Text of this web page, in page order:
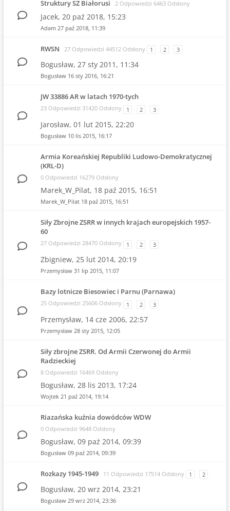
Struktury SZ Białorusi 2 Odpowiedzi 6463 Odsłony
Jacek, 20 paź 2018, 15:23
Adam 27 paź 2018, 11:39
RWSN 27 Odpowiedzi 44512 Odsłony 1 2 3
Bogusław, 27 sty 2011, 11:34
Bogusław 16 sty 2016, 16:21
JW 33886 AR w latach 1970-tych
23 Odpowiedzi 31420 Odsłony 1 2 3
Jarosław, 01 lut 2015, 22:20
Bogusław 10 lis 2015, 16:17
Armia Koreańskiej Republiki Ludowo-Demokratycznej
(KRL-D)
0 Odpowiedzi 16279 Odsłony
Marek_W_Pilat, 18 paź 2015, 16:51
Marek_W_Pilat 18 paź 2015, 16:51
Siły Zbrojne ZSRR w innych krajach europejskich 1957-
60
27 Odpowiedzi 28470 Odsłony 1 2 3
Zbigniew, 25 lut 2014, 20:19
Przemysław 31 lip 2015, 11:07
Bazy lotnicze Biesowiec i Parnu (Parnawa)
25 Odpowiedzi 25606 Odsłony 1 2 3
Przemysław, 14 cze 2006, 22:57
Przemysław 28 sty 2015, 12:05
Siły zbrojne ZSRR. Od Armii Czerwonej do Armii
Radzieckiej
8 Odpowiedzi 16469 Odsłony
Bogusław, 28 lis 2013, 17:24
Wojtek 21 paź 2014, 19:14
Riazańska kuźnia dowódców WDW
0 Odpowiedzi 9648 Odsłony
Bogusław, 09 paź 2014, 09:39
Bogusław 09 paź 2014, 09:39
Rozkazy 1945-1949 11 Odpowiedzi 17514 Odsłony 1 2
Bogusław, 20 wrz 2014, 23:21
Bogusław 29 wrz 2014, 23:36